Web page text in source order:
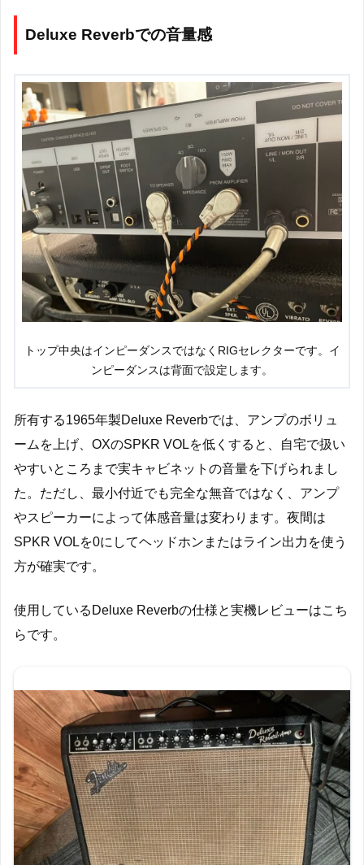
Deluxe Reverbでの音量感
トップ中央はインピーダンスではなくRIGセレクターです。イ
ンピーダンスは背面で設定します。
所有する1965年製Deluxe Reverbでは、アンプのボリュ
ームを上げ、OXのSPKR VOLを低くすると、自宅で扱い
やすいところまで実キャビネットの音量を下げられまし
た。ただし、最小付近でも完全な無音ではなく、アンプ
やスピーカーによって体感音量は変わります。夜間は
SPKR VOLを0にしてヘッドホンまたはライン出力を使う
方が確実です。
使用しているDeluxe Reverbの仕様と実機レビューはこち
らです。